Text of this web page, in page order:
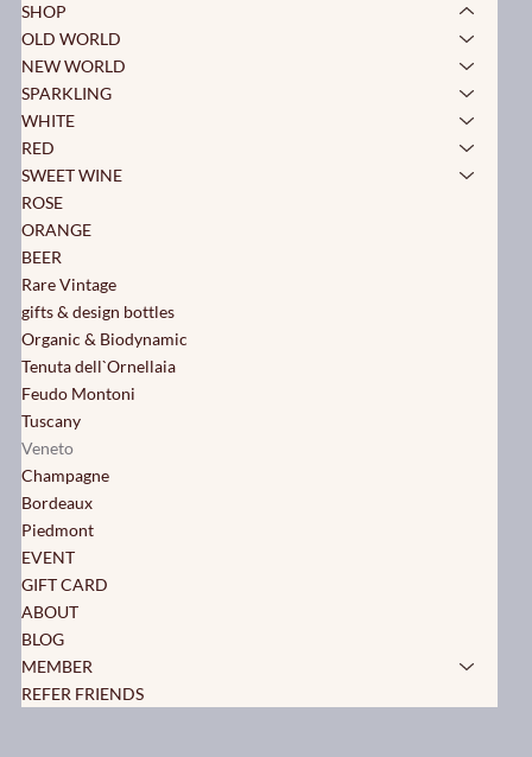
SHOP
OLD WORLD
NEW WORLD
SPARKLING
WHITE
RED
SWEET WINE
ROSE
ORANGE
BEER
Rare Vintage
gifts & design bottles
Organic & Biodynamic
Tenuta dell`Ornellaia
Feudo Montoni
Tuscany
Veneto
Champagne
Bordeaux
Piedmont
EVENT
GIFT CARD
ABOUT
BLOG
MEMBER
REFER FRIENDS